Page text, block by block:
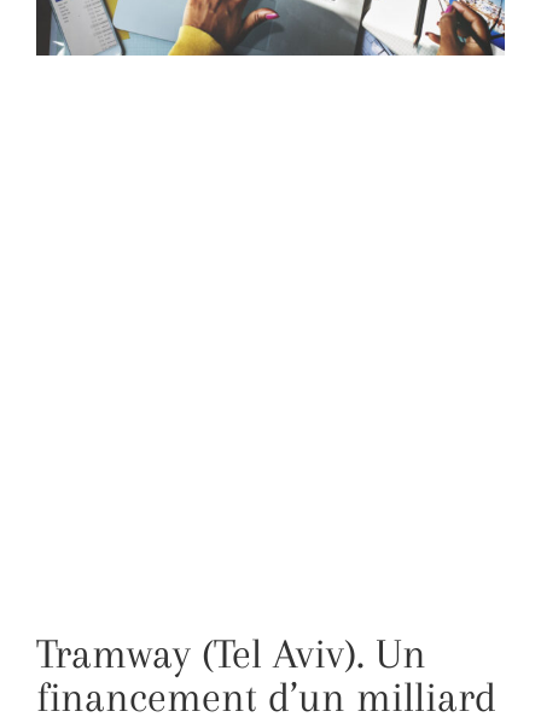
Tramway (Tel Aviv). Un
financement d’un milliard